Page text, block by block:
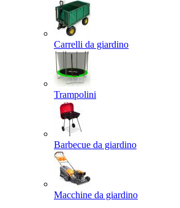
Carrelli da giardino
Trampolini
Barbecue da giardino
Macchine da giardino